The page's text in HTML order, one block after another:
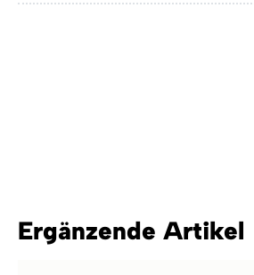
Ergänzende Artikel